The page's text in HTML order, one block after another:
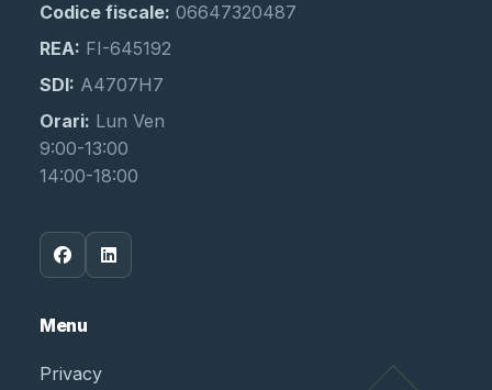
Codice fiscale: 06647320487
REA: FI-645192
SDI: A4707H7
Orari: Lun Ven
9:00-13:00
14:00-18:00
Menu
Privacy